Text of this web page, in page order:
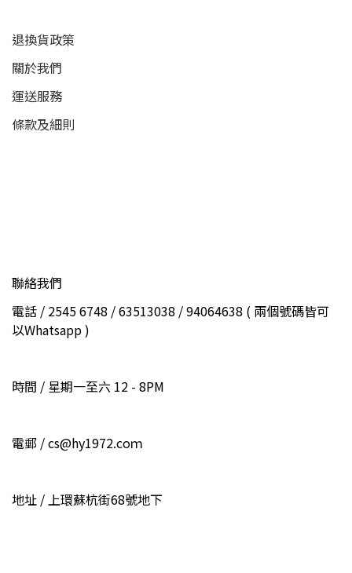
退換貨政策
關於我們
運送服務
條款及細則
聯絡我們
電話 / 2545 6748 / 63513038 / 94064638 ( 兩個號碼皆可
以Whatsapp )
時間 / 星期一至六 12 - 8PM
電郵 / cs@hy1972.coｍ
地址 / 上環蘇杭街68號地下